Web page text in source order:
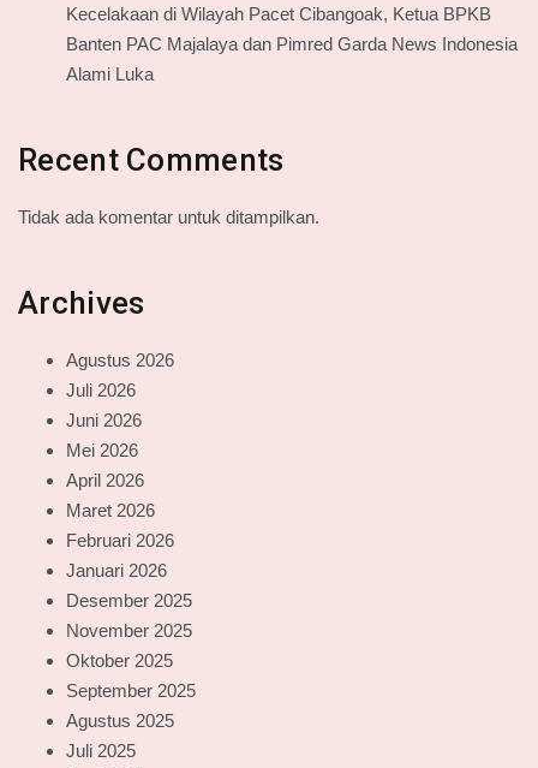
Kecelakaan di Wilayah Pacet Cibangoak, Ketua BPKB
Banten PAC Majalaya dan Pimred Garda News Indonesia
Alami Luka
Recent Comments
Tidak ada komentar untuk ditampilkan.
Archives
Agustus 2026
Juli 2026
Juni 2026
Mei 2026
April 2026
Maret 2026
Februari 2026
Januari 2026
Desember 2025
November 2025
Oktober 2025
September 2025
Agustus 2025
Juli 2025